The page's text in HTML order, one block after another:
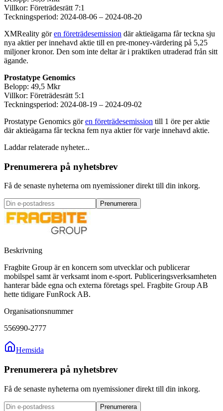
Villkor: Företrädesrätt 7:1
Teckningsperiod: 2024-08-06 – 2024-08-20
XMReality gören företrädesemission där aktieägarna får teckna sju
nya aktier per innehavd aktie till en pre-money-värdering på 5,25
miljoner kronor. Den som inte deltar är i praktiken utraderad från sitt
ägande.
Prostatype Genomics
Belopp: 49,5 Mkr
Villkor: Företrädesrätt 5:1
Teckningsperiod: 2024-08-19 – 2024-09-02
Prostatype Genomics gören företrädesemission till 1 öre per aktie
där aktieägarna får teckna fem nya aktier för varje innehavd aktie.
Laddar relaterade nyheter...
Prenumerera på nyhetsbrev
Få de senaste nyheterna om nyemissioner direkt till din inkorg.
Prenumerera
Beskrivning
Fragbite Group är en koncern som utvecklar och publicerar
mobilspel samt är verksamt inom e-sport. Publiceringsverksamheten
hanterar både egna och externa företags spel. Fragbite Group AB
hette tidigare FunRock AB.
Organisationsnummer
556990-2777
Hemsida
Prenumerera på nyhetsbrev
Få de senaste nyheterna om nyemissioner direkt till din inkorg.
Prenumerera